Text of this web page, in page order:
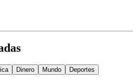
Dinero Mundo
Deportes